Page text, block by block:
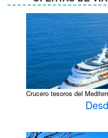
Crucero tesoros del